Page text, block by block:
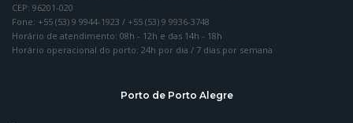
CEP: 96201-020
Fone: +55 (53) 9 9944-1923 / +55 (53) 9 9936-3748
Horário de atendimento: 08h - 12h e das 14h - 18h
Horário operacional do porto: 24h por dia / 7 dias por semana
Porto de Porto Alegre